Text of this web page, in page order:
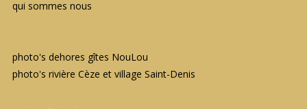
qui sommes nous
photo's dehores gîtes NouLou
photo's rivière Cèze et village Saint-Denis